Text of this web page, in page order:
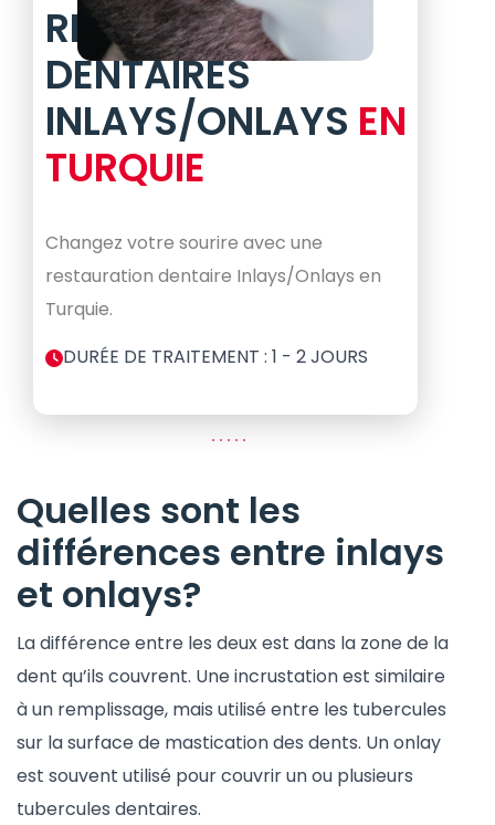
RESTAURATIONS
DENTAIRES
INLAYS/ONLAYS EN
TURQUIE
Changez votre sourire avec une
restauration dentaire Inlays/Onlays en
Turquie.
DURÉE DE TRAITEMENT : 1 - 2 JOURS
Quelles sont les
différences entre inlays
et onlays?
La différence entre les deux est dans la zone de la
dent qu’ils couvrent. Une incrustation est similaire
à un remplissage, mais utilisé entre les tubercules
sur la surface de mastication des dents. Un onlay
est souvent utilisé pour couvrir un ou plusieurs
tubercules dentaires.